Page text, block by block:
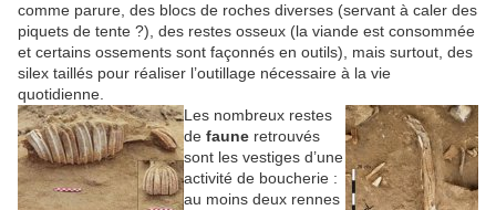
comme parure, des blocs de roches diverses (servant à caler des
piquets de tente ?), des restes osseux (la viande est consommée
et certains ossements sont façonnés en outils), mais surtout, des
silex taillés pour réaliser l’outillage nécessaire à la vie
quotidienne.
Les nombreux restes
de faune retrouvés
sont les vestiges d’une
activité de boucherie :
au moins deux rennes